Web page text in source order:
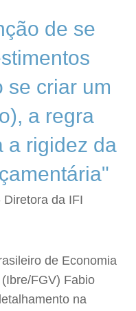
de se
se criar um
a regra
a rigidez da
Diretora da IFI
de Economia
FGV) Fabio
na